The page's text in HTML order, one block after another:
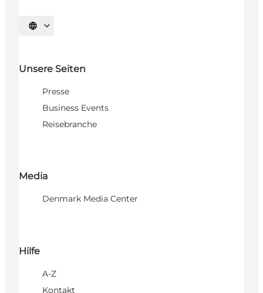
Sprache auswählen
Unsere Seiten
Presse
Business Events
Reisebranche
Media
Denmark Media Center
Hilfe
A-Z
Kontakt